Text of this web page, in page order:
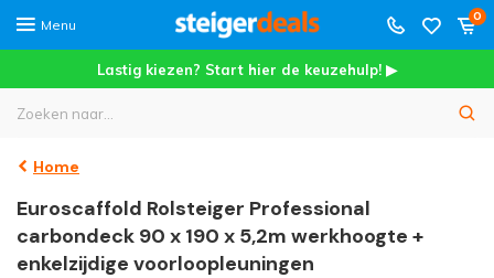
Menu
0
Lastig kiezen? Start hier de keuzehulp! ▶
Home
Euroscaffold Rolsteiger Professional
carbondeck 90 x 190 x 5,2m werkhoogte +
enkelzijdige voorloopleuningen